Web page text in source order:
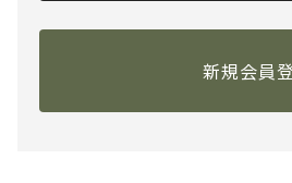
新規会員